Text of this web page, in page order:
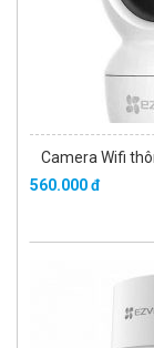
Camera Wifi
560.000 đ